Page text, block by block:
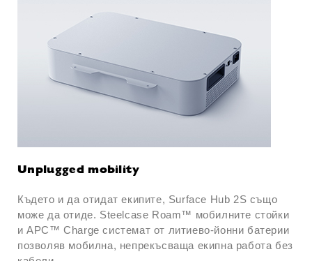
Unplugged mobility
Където и да отидат екипите, Surface Hub 2S също
може да отиде. Steelcase Roam™ мобилните стойки
и APC™ Charge системат от литиево-йонни батерии
позволяв мобилна, непрекъсваща екипна работа без